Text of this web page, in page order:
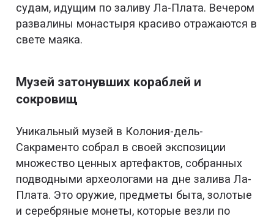
судам, идущим по заливу Ла-Плата. Вечером
развалины монастыря красиво отражаются в
свете маяка.
Музей затонувших кораблей и
сокровищ
Уникальный музей в Колония-дель-
Сакраменто собрал в своей экспозиции
множество ценных артефактов, собранных
подводными археологами на дне залива Ла-
Плата. Это оружие, предметы быта, золотые
и серебряные монеты, которые везли по